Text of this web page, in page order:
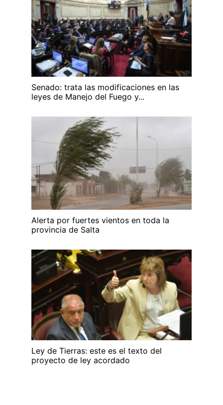
Senado: trata las modificaciones en las
leyes de Manejo del Fuego y...
Alerta por fuertes vientos en toda la
provincia de Salta
Ley de Tierras: este es el texto del
proyecto de ley acordado